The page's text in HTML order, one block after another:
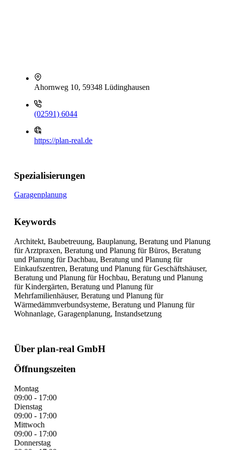
Ahornweg 10, 59348 Lüdinghausen
(02591) 6044
https://plan-real.de
Spezialisierungen
Garagenplanung
Keywords
Architekt, Baubetreuung, Bauplanung, Beratung und Planung
für Arztpraxen, Beratung und Planung für Büros, Beratung
und Planung für Dachbau, Beratung und Planung für
Einkaufszentren, Beratung und Planung für Geschäftshäuser,
Beratung und Planung für Hochbau, Beratung und Planung
für Kindergärten, Beratung und Planung für
Mehrfamilienhäuser, Beratung und Planung für
Wärmedämmverbundsysteme, Beratung und Planung für
Wohnanlage, Garagenplanung, Instandsetzung
Über plan-real GmbH
Öffnungszeiten
Montag
09:00 - 17:00
Dienstag
09:00 - 17:00
Mittwoch
09:00 - 17:00
Donnerstag